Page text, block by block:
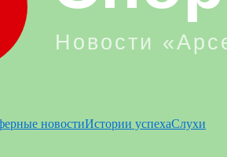
новостиИстории успехаСлухи